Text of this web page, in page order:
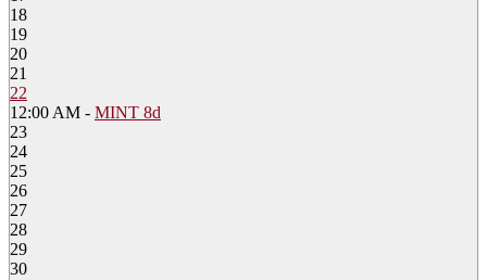
18
19
20
21
22
12:00 AM - MINT 8d
23
24
25
26
27
28
29
30